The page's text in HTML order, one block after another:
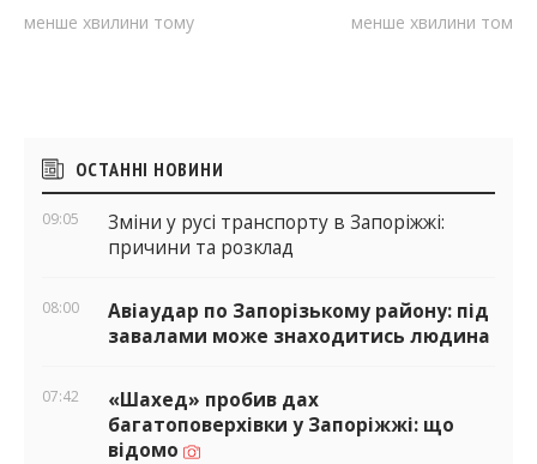
менше хвилини тому менше хвилини тому
Бічні
віджети
ОСТАННІ НОВИНИ
09:05
Зміни у русі транспорту в Запоріжжі:
причини та розклад
08:00
Авіаудар по Запорізькому району: під
завалами може знаходитись людина
07:42
«Шахед» пробив дах
багатоповерхівки у Запоріжжі: що
відомо